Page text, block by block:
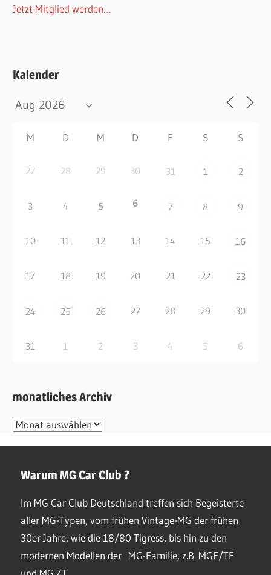
Jetzt Mitglied werden…
Kalender
M D M D F S S
27 28 29 30 31 1 2
3 4 5 6 7 8 9
10 11 12 13 14 15 16
17 18 19 20 21 22 23
24 25 26 27 28 29 30
31 1 2 3 4 5 6
monatliches Archiv
monatliches
Warum MG Car Club ?
Im MG Car Club Deutschland treffen sich Begeisterte
aller MG-Typen, vom frühen Vintage-MG der frühen
30er Jahre, wie die 18/80 Tigress, bis hin zu den
modernen Modellen der MG-Familie, z.B. MGF/TF